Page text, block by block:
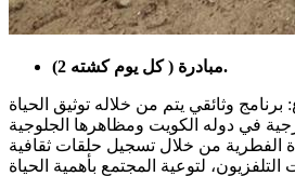
مبادرة ( كل يوم كشته 2).
وثائقي يتم من خلاله توثيق الحياة
في دوله الكويت ومظاهرها الجلوجية
الفطرية من خلال تسجيل حلقات ثقافية
لتوعية المجتمع بأهمية الحياة